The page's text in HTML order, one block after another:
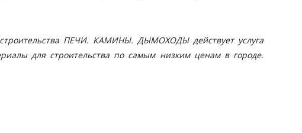
ПЕЧИ. КАМИНЫ. ДЫМОХОДЫ действует услуга
для строительства по самым низким ценам в городе.